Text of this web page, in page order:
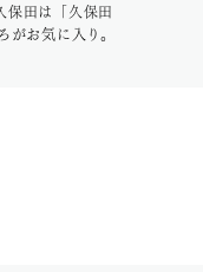
保田は「久保田
お気に入り。